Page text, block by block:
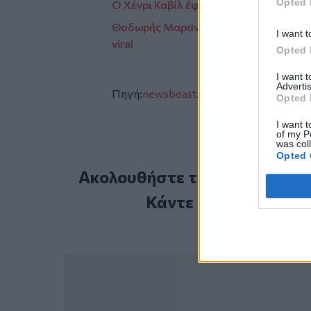
I want
Opted
I want
Opted
I want
of my
was
Opted
Ο Χένρι Καβίλ έφτασε μια ανάσα από
Θοδωρής Μαραντίνης: Η throwback
viral
Πηγή:newsbeast.gr
Ακολουθήστε το Cretalive
Κάντε εγγραφή στο